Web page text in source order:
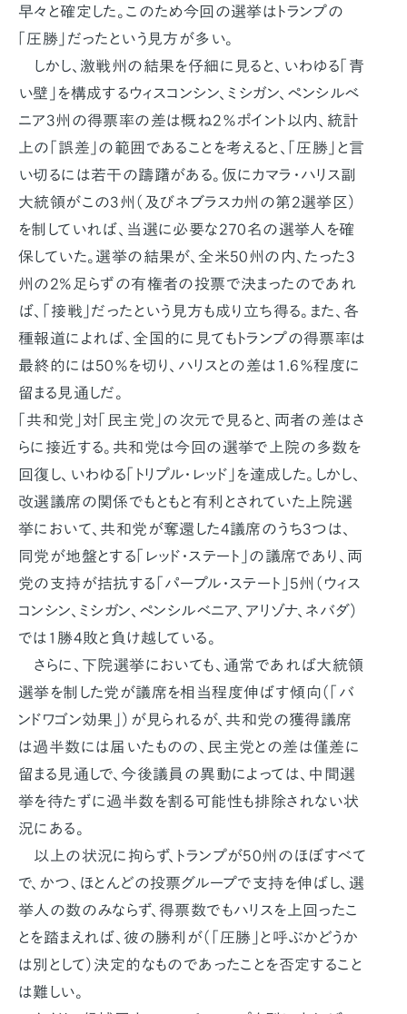
早々と確定した。このため今回の選挙はトランプの
「圧勝」だったという見方が多い。
しかし、激戦州の結果を仔細に見ると、いわゆる「青
い壁」を構成するウィスコンシン、ミシガン、ペンシルベ
ニア3州の得票率の差は概ね2％ポイント以内、統計
上の「誤差」の範囲であることを考えると、「圧勝」と言
い切るには若干の躊躇がある。仮にカマラ・ハリス副
大統領がこの3州（及びネブラスカ州の第2選挙区）
を制していれば、当選に必要な270名の選挙人を確
保していた。選挙の結果が、全米50州の内、たった3
州の2%足らずの有権者の投票で決まったのであれ
ば、「接戦」だったという見方も成り立ち得る。また、各
種報道によれば、全国的に見てもトランプの得票率は
最終的には50％を切り、ハリスとの差は1.6％程度に
留まる見通しだ。
「共和党」対「民主党」の次元で見ると、両者の差はさ
らに接近する。共和党は今回の選挙で上院の多数を
回復し、いわゆる「トリプル・レッド」を達成した。しかし、
改選議席の関係でもともと有利とされていた上院選
挙において、共和党が奪還した4議席のうち3つは、
同党が地盤とする「レッド・ステート」の議席であり、両
党の支持が拮抗する「パープル・ステート」5州（ウィス
コンシン、ミシガン、ペンシルベニア、アリゾナ、ネバダ）
では1勝4敗と負け越している。
さらに、下院選挙においても、通常であれば大統領
選挙を制した党が議席を相当程度伸ばす傾向（「バ
ンドワゴン効果」）が見られるが、共和党の獲得議席
は過半数には届いたものの、民主党との差は僅差に
留まる見通しで、今後議員の異動によっては、中間選
挙を待たずに過半数を割る可能性も排除されない状
況にある。
以上の状況に拘らず、トランプが50州のほぼすべて
で、かつ、ほとんどの投票グループで支持を伸ばし、選
挙人の数のみならず、得票数でもハリスを上回ったこ
とを踏まえれば、彼の勝利が（「圧勝」と呼ぶかどうか
は別として）決定的なものであったことを否定すること
は難しい。